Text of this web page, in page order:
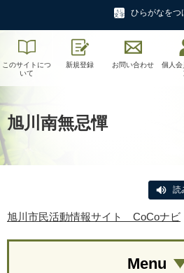
ひらがなをつ
このサイトにつ
いて
新規登録 お問い合わせ
個人会
旭川南無忌憚
読
旭川市民活動情報サイト CoCoナビ
Menu